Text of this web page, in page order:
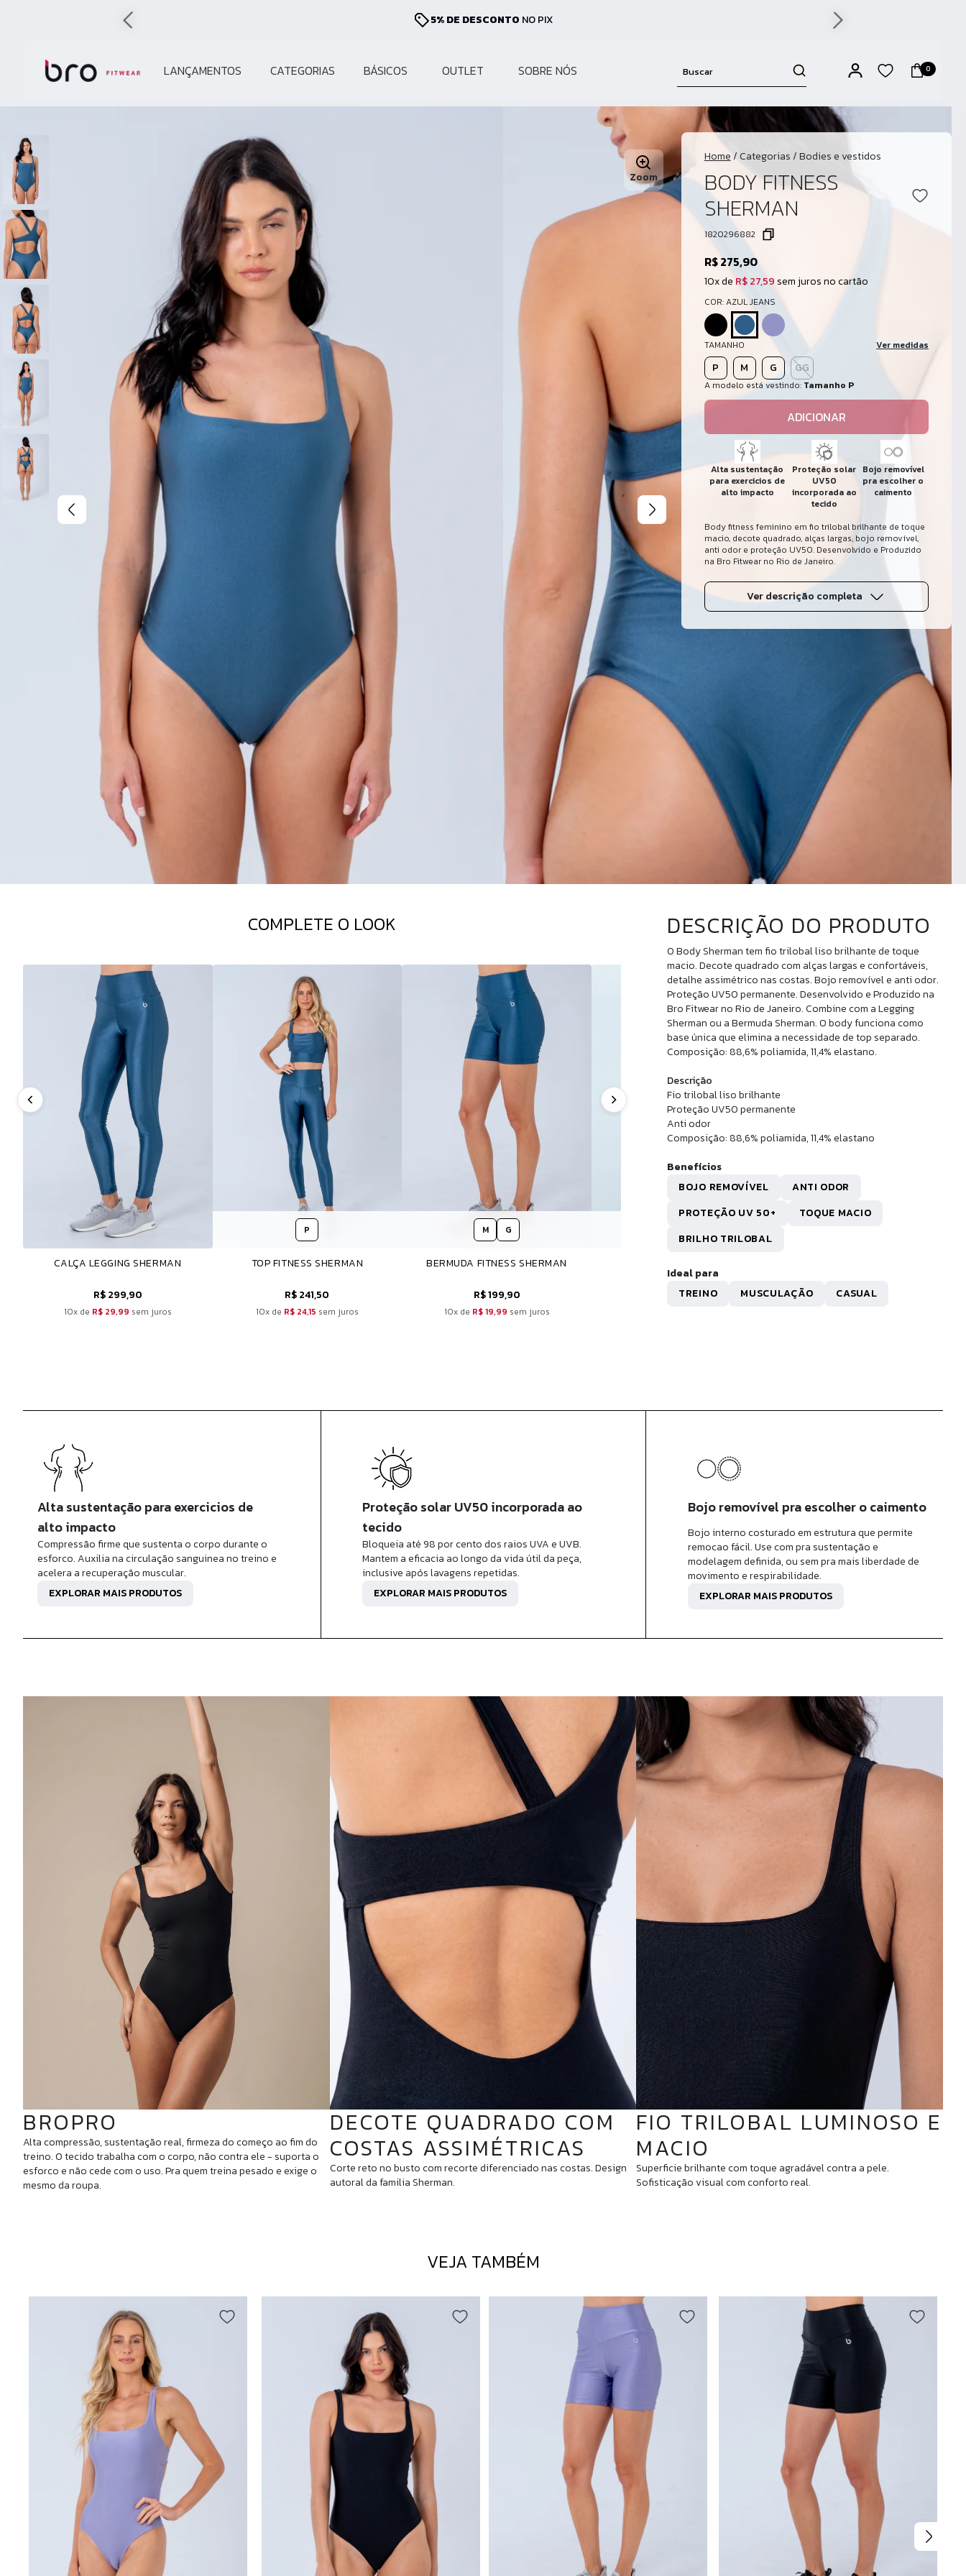
10% OFF NA PRIMEIRA COMPRA
LANÇAMENTOS CATEGORIAS BÁSICOS OUTLET SOBRE NÓS 0
Zoom
Home/Categorias/Bodies e vestidos
BODY FITNESS
SHERMAN
1820296882
R$ 275,90
10x de R$ 27,59 sem juros no cartão
COR: AZUL JEANS
TAMANHO Ver medidas
P M G GG
A modelo está vestindo: Tamanho P
ADICIONAR
Alta sustentação
para exercicios de
alto impacto
Proteção solar
UV50
incorporada ao
tecido
Bojo removível
pra escolher o
caimento
Body fitness feminino em fio trilobal brilhante de toque
macio, decote quadrado, alças largas, bojo removível,
anti odor e proteção UV50. Desenvolvido e Produzido
na Bro Fitwear no Rio de Janeiro.
Ver descrição completa
COMPLETE O LOOK
CALÇA LEGGING SHERMAN
R$ 299,90
10x de R$ 29,99 sem juros
P
TOP FITNESS SHERMAN
R$ 241,50
10x de R$ 24,15 sem juros
M G
BERMUDA FITNESS SHERMAN
R$ 199,90
10x de R$ 19,99 sem juros
R$ 128,80
BOLSA NYLON MÉDIA
R$ 420,95
10x deR$ 42,09sem juros
DESCRIÇÃO DO PRODUTO
O Body Sherman tem fio trilobal liso brilhante de toque
macio. Decote quadrado com alças largas e confortáveis,
detalhe assimétrico nas costas. Bojo removível e anti odor.
Proteção UV50 permanente. Desenvolvido e Produzido na
Bro Fitwear no Rio de Janeiro. Combine com a Legging
Sherman ou a Bermuda Sherman. O body funciona como
base única que elimina a necessidade de top separado.
Composição: 88,6% poliamida, 11,4% elastano.
Descrição
Fio trilobal liso brilhante
Proteção UV50 permanente
Anti odor
Composição: 88,6% poliamida, 11,4% elastano
Benefícios
BOJO REMOVÍVEL
ANTI ODOR
PROTEÇÃO UV 50+
TOQUE MACIO
BRILHO TRILOBAL
Ideal para
TREINO
MUSCULAÇÃO CASUAL
Alta sustentação para exercicios de
alto impacto
Compressão firme que sustenta o corpo durante o
esforco. Auxilia na circulação sanguinea no treino e
acelera a recuperação muscular.
EXPLORAR MAIS PRODUTOS
Proteção solar UV50 incorporada ao
tecido
Bloqueia até 98 por cento dos raios UVA e UVB.
Mantem a eficacia ao longo da vida útil da peça,
inclusive após lavagens repetidas.
EXPLORAR MAIS PRODUTOS
Bojo removível pra escolher o caimento
Bojo interno costurado em estrutura que permite
remocao fácil. Use com pra sustentação e
modelagem definida, ou sem pra mais liberdade de
movimento e respirabilidade.
EXPLORAR MAIS PRODUTOS
BROPRO
Alta compressão, sustentação real, firmeza do começo ao fim do
treino. O tecido trabalha com o corpo, não contra ele - suporta o
esforco e não cede com o uso. Pra quem treina pesado e exige o
mesmo da roupa.
DECOTE QUADRADO COM
COSTAS ASSIMÉTRICAS
Corte reto no busto com recorte diferenciado nas costas. Design
autoral da familia Sherman.
FIO TRILOBAL LUMINOSO E
MACIO
Superficie brilhante com toque agradável contra a pele.
Sofisticação visual com conforto real.
VEJA TAMBÉM